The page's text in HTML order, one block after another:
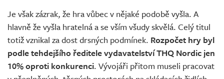
Je však zázrak, že hra vůbec v nějaké podobě vyšla. A
hlavně že vyšla hratelná a se vším všudy skvělá. Celý titul
totiž vznikal za dost drsných podmínek. Rozpočet hry byl
podle tehdejšího ředitele vydavatelství THQ Nordic jen
10% oproti konkurenci. Vývojáři přitom museli pracovat